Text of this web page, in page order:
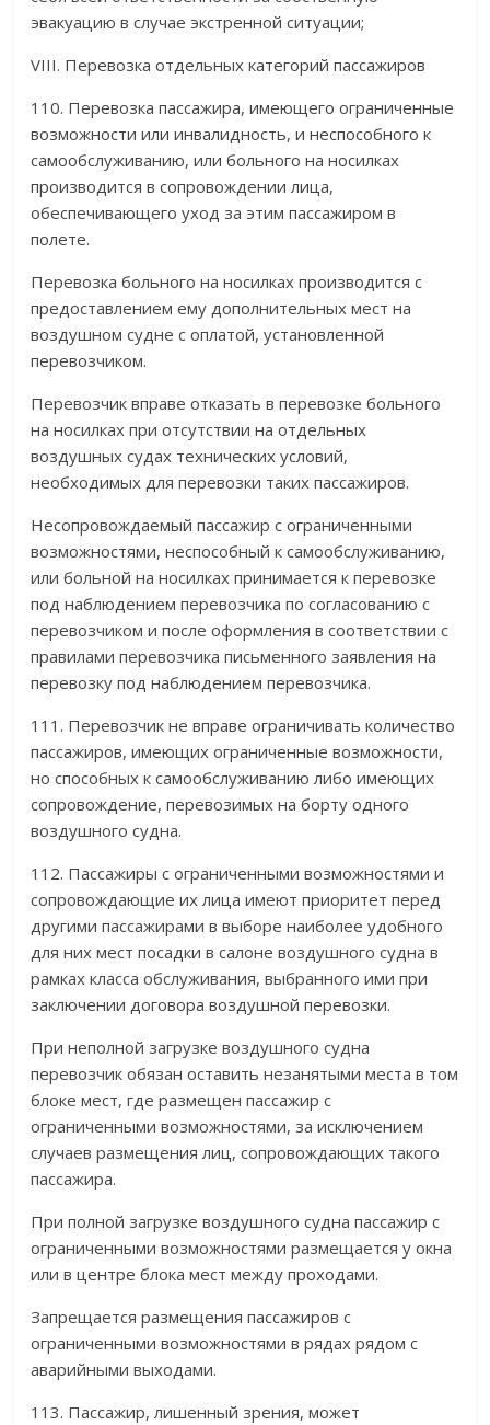
эвакуацию в случае экстренной ситуации;
VIII. Перевозка отдельных категорий пассажиров
110. Перевозка пассажира, имеющего ограниченные
возможности или инвалидность, и неспособного к
самообслуживанию, или больного на носилках
производится в сопровождении лица,
обеспечивающего уход за этим пассажиром в
полете.
Перевозка больного на носилках производится с
предоставлением ему дополнительных мест на
воздушном судне с оплатой, установленной
перевозчиком.
Перевозчик вправе отказать в перевозке больного
на носилках при отсутствии на отдельных
воздушных судах технических условий,
необходимых для перевозки таких пассажиров.
Несопровождаемый пассажир с ограниченными
возможностями, неспособный к самообслуживанию,
или больной на носилках принимается к перевозке
под наблюдением перевозчика по согласованию с
перевозчиком и после оформления в соответствии с
правилами перевозчика письменного заявления на
перевозку под наблюдением перевозчика.
111. Перевозчик не вправе ограничивать количество
пассажиров, имеющих ограниченные возможности,
но способных к самообслуживанию либо имеющих
сопровождение, перевозимых на борту одного
воздушного судна.
112. Пассажиры с ограниченными возможностями и
сопровождающие их лица имеют приоритет перед
другими пассажирами в выборе наиболее удобного
для них мест посадки в салоне воздушного судна в
рамках класса обслуживания, выбранного ими при
заключении договора воздушной перевозки.
При неполной загрузке воздушного судна
перевозчик обязан оставить незанятыми места в том
блоке мест, где размещен пассажир с
ограниченными возможностями, за исключением
случаев размещения лиц, сопровождающих такого
пассажира.
При полной загрузке воздушного судна пассажир с
ограниченными возможностями размещается у окна
или в центре блока мест между проходами.
Запрещается размещения пассажиров с
ограниченными возможностями в рядах рядом с
аварийными выходами.
113. Пассажир, лишенный зрения, может